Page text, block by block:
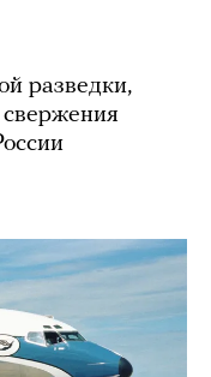
разведки,